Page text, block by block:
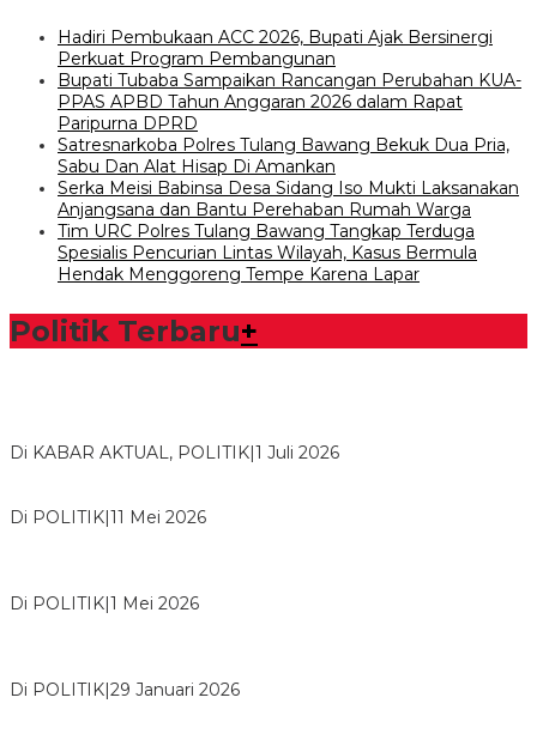
Hadiri Pembukaan ACC 2026, Bupati Ajak Bersinergi
Perkuat Program Pembangunan
Bupati Tubaba Sampaikan Rancangan Perubahan KUA-
PPAS APBD Tahun Anggaran 2026 dalam Rapat
Paripurna DPRD
Satresnarkoba Polres Tulang Bawang Bekuk Dua Pria,
Sabu Dan Alat Hisap Di Amankan
Serka Meisi Babinsa Desa Sidang Iso Mukti Laksanakan
Anjangsana dan Bantu Perehaban Rumah Warga
Tim URC Polres Tulang Bawang Tangkap Terduga
Spesialis Pencurian Lintas Wilayah, Kasus Bermula
Hendak Menggoreng Tempe Karena Lapar
Politik Terbaru+
Di KABAR AKTUAL, POLITIK 1 Juli 2026
Di POLITIK 11 Mei 2026
Di POLITIK 1 Mei 2026
Di POLITIK 29 Januari 2026